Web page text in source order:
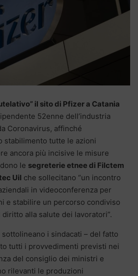
il sito di Pfizer a Catania
52enne dell’industria
Coronavirus, affinché
stabilimento tutte le azioni
ancora più incisive le misure
le segreterie etnee di Filctem
Uil che sollecitano “un incontro
in videoconferenza per
e stabilire un percorso condiviso
alla salute dei lavoratori”.
sottolineano i sindacati – del fatto
tutti i provvedimenti previsti nei
del consiglio dei ministri e
rilevanti le produzioni